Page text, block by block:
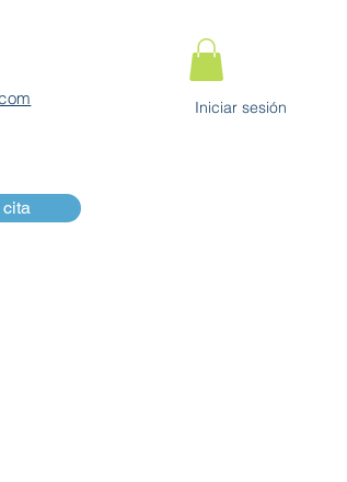
Iniciar sesión
cita